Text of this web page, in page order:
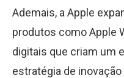
Ademais, a Apple
produtos como Apple
digitais que criam um
estratégia de